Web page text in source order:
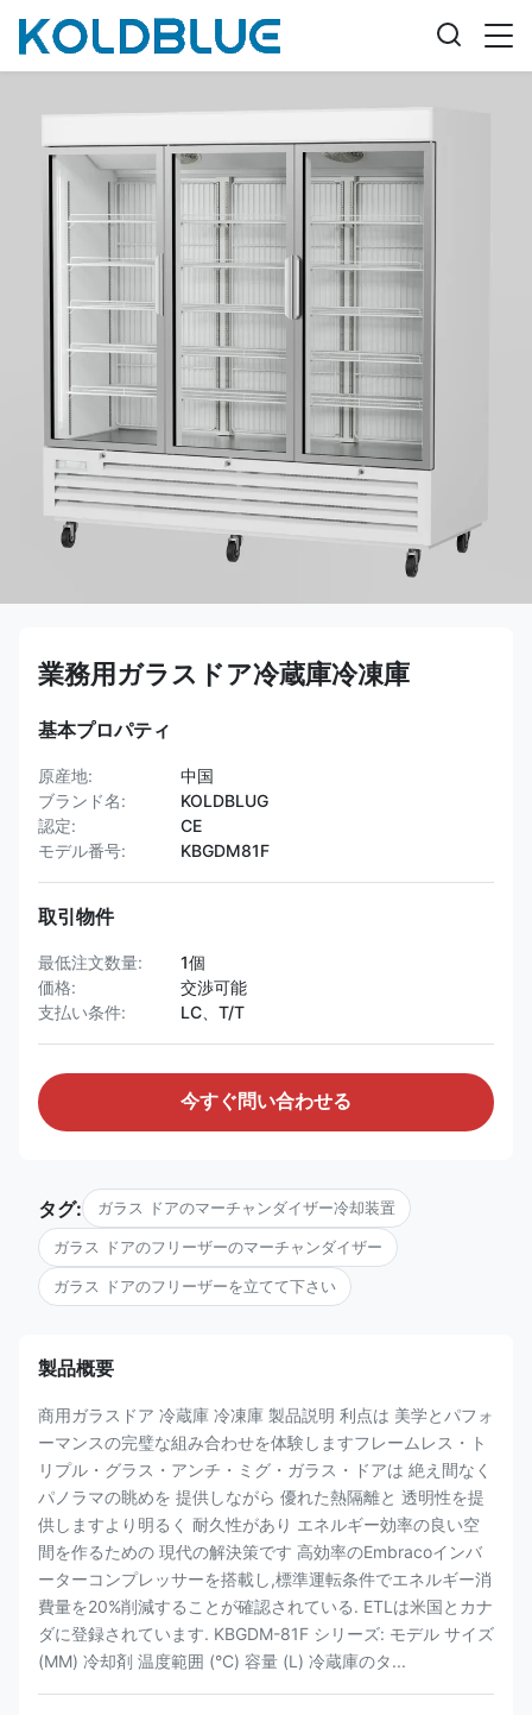
業務用ガラスドア冷蔵庫冷凍庫
基本プロパティ
原産地:
中国
ブランド名:
KOLDBLUG
認定:
CE
モデル番号:
KBGDM81F
取引物件
最低注文数量:
1個
価格:
交渉可能
支払い条件:
LC、T/T
今すぐ問い合わせる
タグ: ガラス ドアのマーチャンダイザー冷却装置
ガラス ドアのフリーザーのマーチャンダイザー
ガラス ドアのフリーザーを立てて下さい
製品概要
商用ガラスドア 冷蔵庫 冷凍庫 製品説明 利点は 美学とパフォ
ーマンスの完璧な組み合わせを体験しますフレームレス・ト
リプル・グラス・アンチ・ミグ・ガラス・ドアは 絶え間なく
パノラマの眺めを 提供しながら 優れた熱隔離と 透明性を提
供しますより明るく 耐久性があり エネルギー効率の良い空
間を作るための 現代の解決策です 高効率のEmbracoインバ
ーターコンプレッサーを搭載し,標準運転条件でエネルギー消
費量を20%削減することが確認されている. ETLは米国とカナ
ダに登録されています. KBGDM-81F シリーズ: モデル サイズ
(MM) 冷却剤 温度範囲 (°C) 容量 (L) 冷蔵庫のタ...